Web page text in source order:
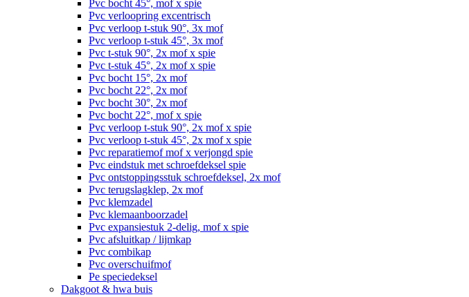
Pvc bocht 45°, mof x spie
Pvc verloopring excentrisch
Pvc verloop t-stuk 90°, 3x mof
Pvc verloop t-stuk 45°, 3x mof
Pvc t-stuk 90°, 2x mof x spie
Pvc t-stuk 45°, 2x mof x spie
Pvc bocht 15°, 2x mof
Pvc bocht 22°, 2x mof
Pvc bocht 30°, 2x mof
Pvc bocht 22°, mof x spie
Pvc verloop t-stuk 90°, 2x mof x spie
Pvc verloop t-stuk 45°, 2x mof x spie
Pvc reparatiemof mof x verjongd spie
Pvc eindstuk met schroefdeksel spie
Pvc ontstoppingsstuk schroefdeksel, 2x mof
Pvc terugslagklep, 2x mof
Pvc klemzadel
Pvc klemaanboorzadel
Pvc expansiestuk 2-delig, mof x spie
Pvc afsluitkap / lijmkap
Pvc combikap
Pvc overschuifmof
Pe speciedeksel
Dakgoot & hwa buis